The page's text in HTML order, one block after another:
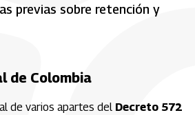
previas sobre retención y
de Colombia
de varios apartes del Decreto 572